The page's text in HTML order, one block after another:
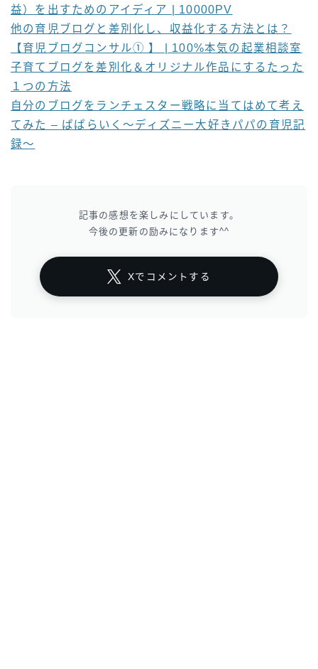
益）を出すためのアイディア | 10000PV
他の育児ブログと差別化し、収益化する方法とは？
【育児ブログコンサル① 】 | 100%本気の起業相談室
子育てブログを差別化＆オリジナル作品にするたった
１つの方法
自分のブログをランチェスター戦略に当てはめて考え
てみた – ぱぱらいく～ディズニー大好きパパの育児記
録～
記事の感想を楽しみにしています。
今後の更新の励みになります^^
Xでコメントする